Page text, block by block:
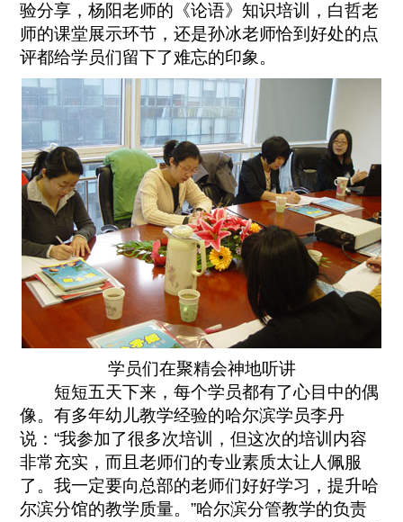
验分享，杨阳老师的《论语》知识培训，白哲老
师的课堂展示环节，还是孙冰老师恰到好处的点
评都给学员们留下了难忘的印象。
学员们在聚精会神地听讲
短短五天下来，每个学员都有了心目中的偶
像。有多年幼儿教学经验的哈尔滨学员李丹
说：“我参加了很多次培训，但这次的培训内容
非常充实，而且老师们的专业素质太让人佩服
了。我一定要向总部的老师们好好学习，提升哈
尔滨分馆的教学质量。”哈尔滨分管教学的负责